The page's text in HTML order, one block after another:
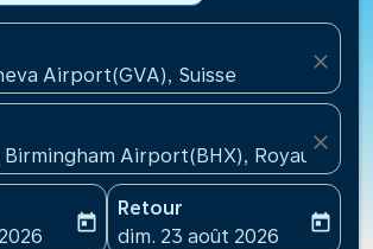
Airport(GVA), Suisse
close
Birmingham Airport(BHX), Royaume-
close
date-aria-label
today
Retour
fc-booking-return-date-
dim. 23 août 2026
today